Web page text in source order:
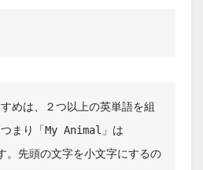
めは、２つ以上の英単語を組
まり「My Animal」は
。先頭の文字を小文字にするの